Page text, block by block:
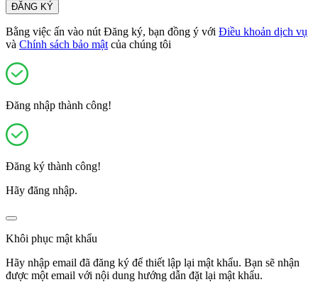
ĐĂNG KÝ
Bằng việc ấn vào nút Đăng ký, bạn đồng ý với Điều khoản dịch vụ
và Chính sách bảo mật của chúng tôi
Đăng nhập thành công!
Đăng ký thành công!
Hãy đăng nhập.
Khôi phục mật khẩu
Hãy nhập email đã đăng ký để thiết lập lại mật khẩu. Bạn sẽ nhận
được một email với nội dung hướng dẫn đặt lại mật khẩu.